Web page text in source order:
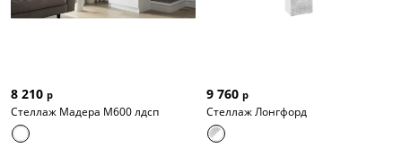
8 210 р
Стеллаж Мадера М600 лдсп
9 760 р
Стеллаж Лонгфорд